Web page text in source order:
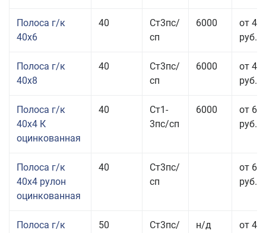
Полоса г/к
40x6
40
Ст3пс/
сп
6000
от 43
руб.
Полоса г/к
40x8
40
Ст3пс/
сп
6000
от 43
руб.
Полоса г/к
40x4 К
оцинкованная
40
Ст1-
3пс/сп
6000
от 68
руб.
Полоса г/к
40x4 рулон
оцинкованная
40
Ст3пс/
сп
от 69
руб.
Полоса г/к
50
Ст3пс/
н/д
от 44